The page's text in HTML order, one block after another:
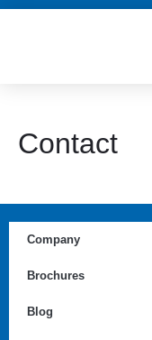
Contact
Company
Brochures
Blog